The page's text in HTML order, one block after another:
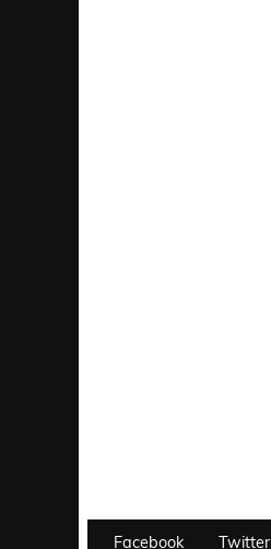
Facebook Twitter